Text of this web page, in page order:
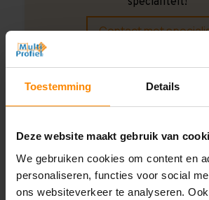
Toestemming Details
Deze website maakt gebruik van
We gebruiken cookies om content en
personaliseren, functies voor social
ons websiteverkeer te analyseren.
Contact met
Montage